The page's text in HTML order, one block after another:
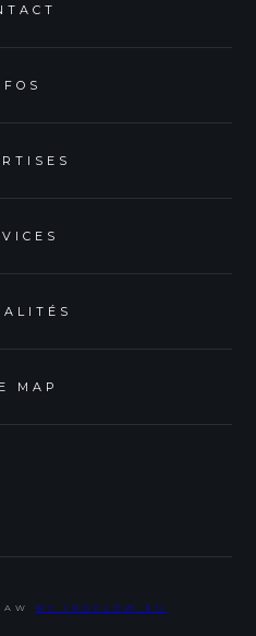
MAP
BY INOFLOW.EU